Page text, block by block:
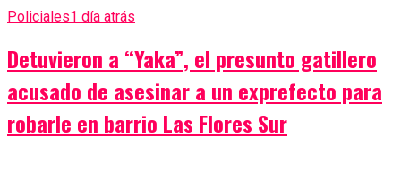
Policiales1 día atrás
Detuvieron a “Yaka”, el presunto gatillero
acusado de asesinar a un exprefecto para
robarle en barrio Las Flores Sur